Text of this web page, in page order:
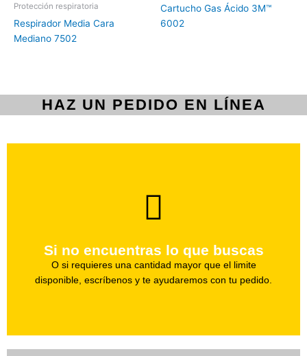
Protección respiratoria
Respirador Media Cara
Mediano 7502
Cartucho Gas Ácido 3M™
6002
HAZ UN PEDIDO EN LÍNEA
Si no encuentras lo que buscas
O si requieres una cantidad mayor que el limite
disponible, escríbenos y te ayudaremos con tu pedido.
Haz tu pedido